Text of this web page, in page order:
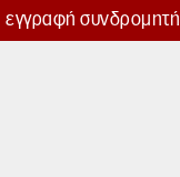
εγγραφή συνδρομητή